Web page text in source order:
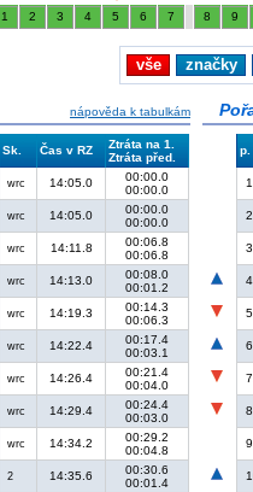
1 2 3 4 5 6 7 8 9
vše značky
nápověda k tabulkám
Sk. Čas v RZ
Ztráta na 1.
Ztráta před.
wrc 14:05.0
00:00.0
00:00.0
wrc 14:05.0
00:00.0
00:00.0
wrc 14:11.8
00:06.8
00:06.8
wrc 14:13.0
00:08.0
00:01.2
wrc 14:19.3
00:14.3
00:06.3
wrc 14:22.4
00:17.4
00:03.1
wrc 14:26.4
00:21.4
00:04.0
wrc 14:29.4
00:24.4
00:03.0
wrc 14:34.2
00:29.2
00:04.8
2 14:35.6
00:30.6
00:01.4
p.